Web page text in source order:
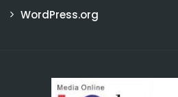
WordPress.org